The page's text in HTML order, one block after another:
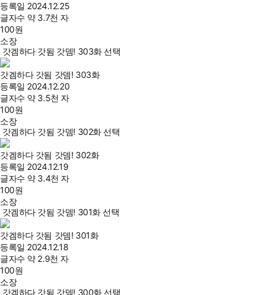
등록일 2024.12.25
글자수 약 3.7천 자
100원
소장
갓겜하다 갓됨 갓뎀! 303화 선택
갓겜하다 갓됨 갓뎀! 303화
등록일 2024.12.20
글자수 약 3.5천 자
100원
소장
갓겜하다 갓됨 갓뎀! 302화 선택
갓겜하다 갓됨 갓뎀! 302화
등록일 2024.12.19
글자수 약 3.4천 자
100원
소장
갓겜하다 갓됨 갓뎀! 301화 선택
갓겜하다 갓됨 갓뎀! 301화
등록일 2024.12.18
글자수 약 2.9천 자
100원
소장
갓겜하다 갓됨 갓뎀! 300화 선택